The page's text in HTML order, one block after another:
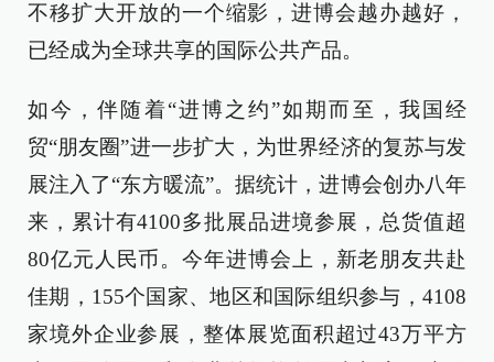
不移扩大开放的一个缩影，进博会越办越好，
已经成为全球共享的国际公共产品。
如今，伴随着“进博之约”如期而至，我国经
贸“朋友圈”进一步扩大，为世界经济的复苏与发
展注入了“东方暖流”。据统计，进博会创办八年
来，累计有4100多批展品进境参展，总货值超
80亿元人民币。今年进博会上，新老朋友共赴
佳期，155个国家、地区和国际组织参与，4108
家境外企业参展，整体展览面积超过43万平方